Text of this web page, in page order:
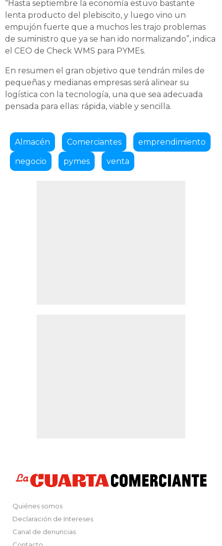
“Hasta septiembre la economía estuvo bastante
lenta producto del plebiscito, y luego vino un
empujón fuerte que a muchos les trajo problemas
de suministro que ya se han ido normalizando”, indica
el CEO de Check WMS para PYMEs.
En resumen el gran objetivo que tendrán miles de
pequeñas y medianas empresas será alinear su
logística con la tecnología, una que sea adecuada
pensada para ellas: rápida, viable y sencilla.
Almacén Comerciantes emprendimiento
negocio pymes venta
Quiénes somos
Declaración de Intereses
Canal de denuncias